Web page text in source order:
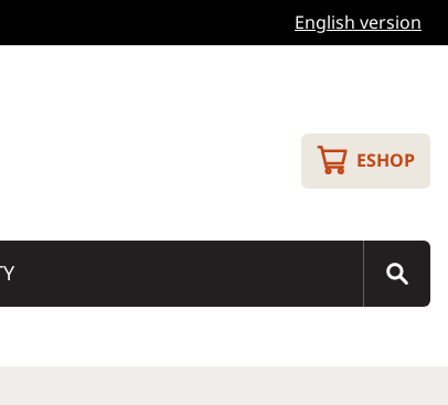
English version
ESHOP